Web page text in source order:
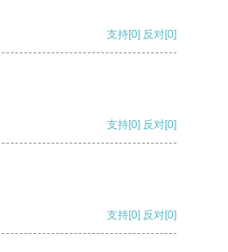
支持[0] 反对[0]
支持[0] 反对[0]
支持[0] 反对[0]